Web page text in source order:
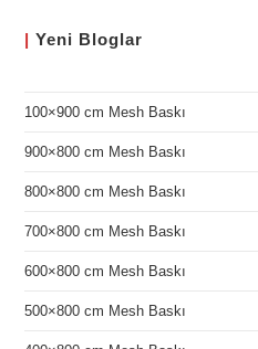
| Yeni Bloglar
100×900 cm Mesh Baskı
900×800 cm Mesh Baskı
800×800 cm Mesh Baskı
700×800 cm Mesh Baskı
600×800 cm Mesh Baskı
500×800 cm Mesh Baskı